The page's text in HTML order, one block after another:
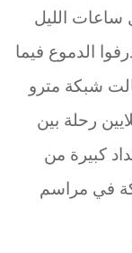
ساعات الليل
الدموع فيما
شبكة مترو
رحلة بين
كبيرة من
في مراسم